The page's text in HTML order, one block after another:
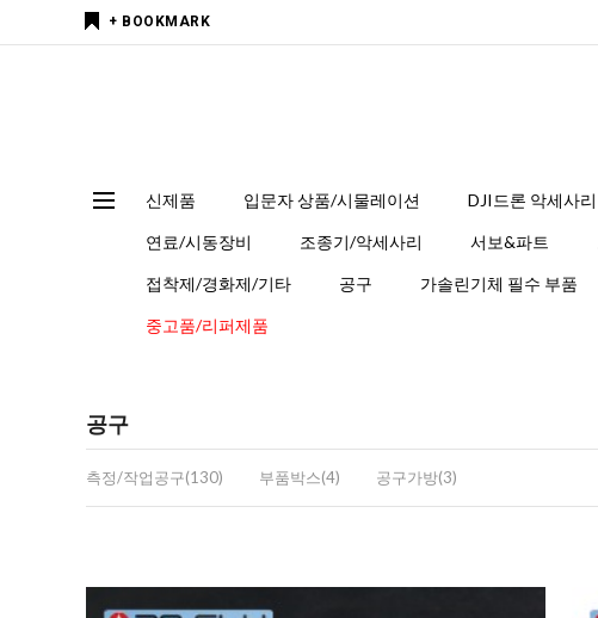
+ BOOKMARK
신제품 입문자 상품/시물레이션 DJI드론 악세사리
연료/시동장비 조종기/악세사리 서보&파트
접착제/경화제/기타 공구 가솔린기체 필수 부품
중고품/리퍼제품
공구
측정/작업공구(130) 부품박스(4) 공구가방(3)